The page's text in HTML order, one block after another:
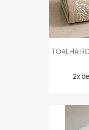
TOALHA
2x de